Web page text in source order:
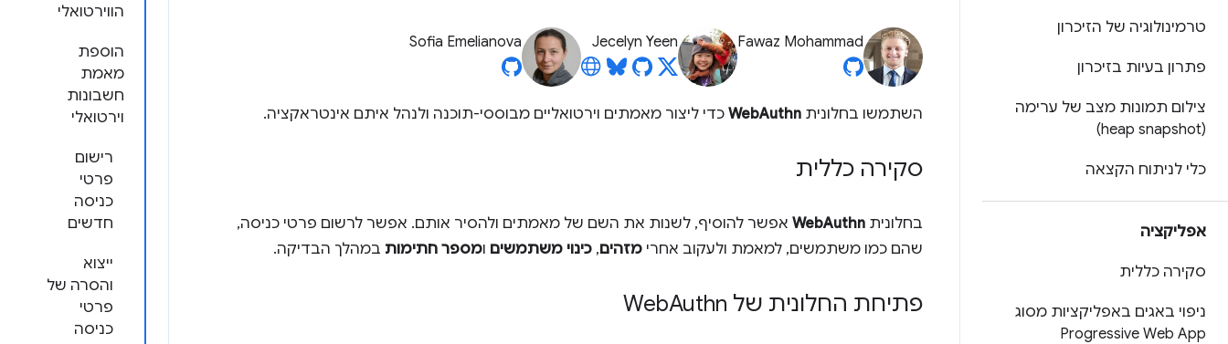
טרמינולוגיה של הזיכרון
פתרון בעיות בזיכרון
צילום תמונות מצב של ערימה
(heap snapshot)
כלי לניתוח הקצאה
אפליקציה
סקירה כללית
ניפוי באגים באפליקציות מסוג
Progressive Web App
הווירטואלי
הוספת
מאמת
חשבונות
וירטואלי
רישום
פרטי
כניסה
חדשים
ייצוא
והסרה של
פרטי
כניסה
Fawaz Mohammad
Jecelyn Yeen
Sofia Emelianova
השתמשו בחלונית WebAuthn כדי ליצור מאמתים וירטואליים מבוססי-תוכנה ולנהל איתם אינטראקציה.
סקירה כללית
בחלונית WebAuthn אפשר להוסיף, לשנות את השם של מאמתים ולהסיר אותם. אפשר לרשום פרטי כניסה,
שהם כמו משתמשים, למאמת ולעקוב אחרי מזהים, כינוי משתמשים ומספר חתימות במהלך הבדיקה.
פתיחת החלונית של Web Authn